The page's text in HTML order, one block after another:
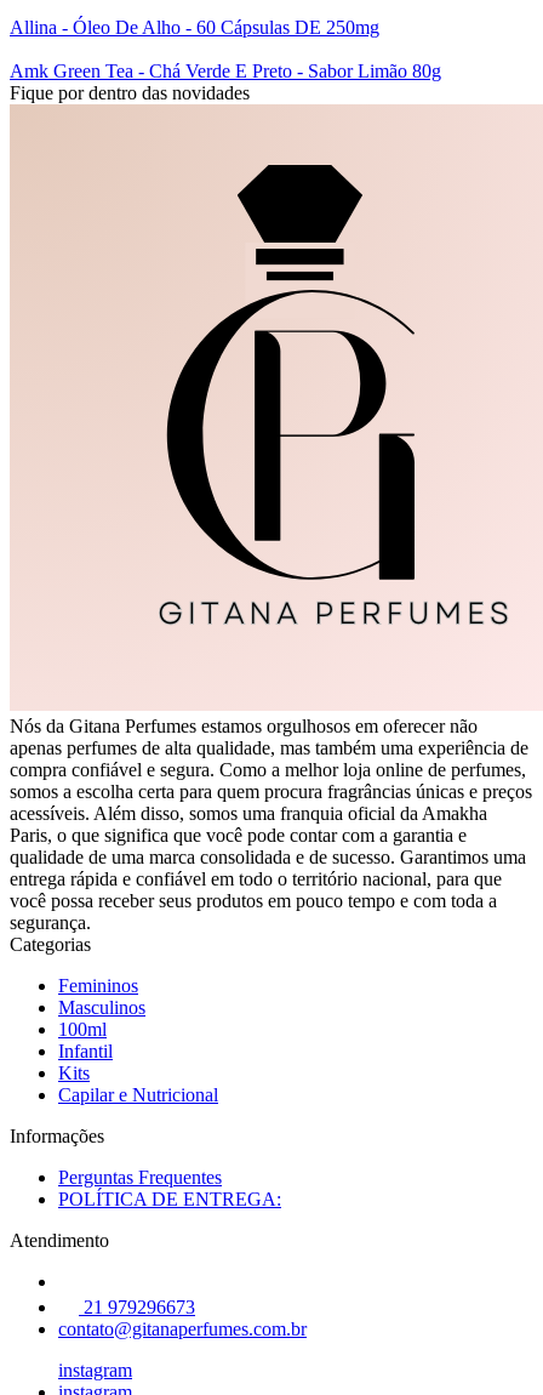
Allina - Óleo De Alho - 60 Cápsulas DE 250mg
Amk Green Tea - Chá Verde E Preto - Sabor Limão 80g
Fique por dentro das novidades
Nós da Gitana Perfumes estamos orgulhosos em oferecer não
apenas perfumes de alta qualidade, mas também uma experiência de
compra confiável e segura. Como a melhor loja online de perfumes,
somos a escolha certa para quem procura fragrâncias únicas e preços
acessíveis. Além disso, somos uma franquia oficial da Amakha
Paris, o que significa que você pode contar com a garantia e
qualidade de uma marca consolidada e de sucesso. Garantimos uma
entrega rápida e confiável em todo o território nacional, para que
você possa receber seus produtos em pouco tempo e com toda a
segurança.
Categorias
Femininos
Masculinos
100ml
Infantil
Kits
Capilar e Nutricional
Informações
Perguntas Frequentes
POLÍTICA DE ENTREGA:
Atendimento
21 979296673
contato@gitanaperfumes.com.br
instagram